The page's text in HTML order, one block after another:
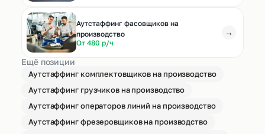
Аутстаффинг фасовщиков на
производство
От 480 р/ч
→
Ещё позиции
Аутстаффинг комплектовщиков на производство
Аутстаффинг грузчиков на производство
Аутстаффинг операторов линий на производство
Аутстаффинг фрезеровщиков на производство